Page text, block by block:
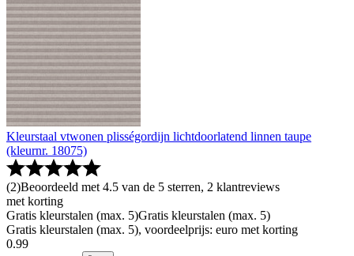
Kleurstaal vtwonen plisségordijn lichtdoorlatend linnen taupe
(kleurnr. 18075)
(2)Beoordeeld met 4.5 van de 5 sterren, 2 klantreviews
met korting
Gratis kleurstalen (max. 5)Gratis kleurstalen (max. 5)
Gratis kleurstalen (max. 5), voordeelprijs: euro met korting
0.99